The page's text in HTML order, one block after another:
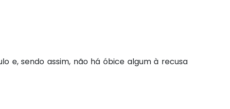
e, sendo assim, não há óbice algum à recusa